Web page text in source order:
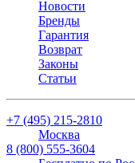
Новости
Бренды
Гарантия
Возврат
Законы
Статьи
+7 (495) 215-2810
Москва
8 (800) 555-3604